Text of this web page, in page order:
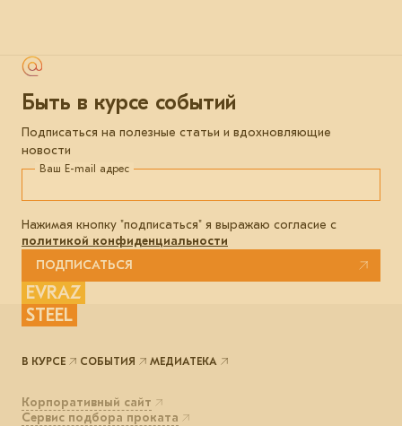
Быть в курсе событий
Подписаться на полезные статьи и вдохновляющие
новости
Ваш E-mail адрес
Нажимая кнопку "подписаться" я выражаю согласие с
политикой конфиденциальности
ПОДПИСАТЬСЯ
EVRAZ
STEEL
Корпоративный сайт
Сервис подбора проката
В КУРСЕ СОБЫТИЯ МЕДИАТЕКА